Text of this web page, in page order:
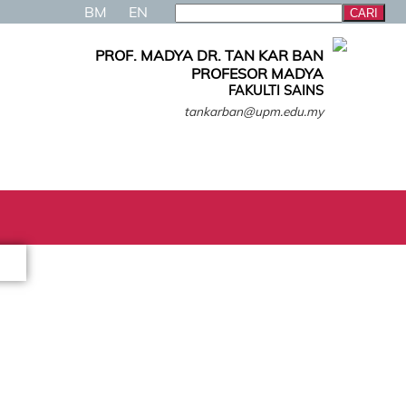
BM EN
PROF. MADYA DR. TAN KAR BAN
PROFESOR MADYA
FAKULTI SAINS
tankarban@upm.edu.my